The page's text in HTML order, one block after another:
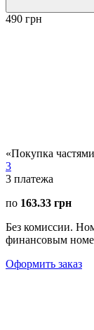
490 грн
«Покупка
3
3 платежа
по 163.33 грн
Без комиссии.
финансовым
Оформить заказ